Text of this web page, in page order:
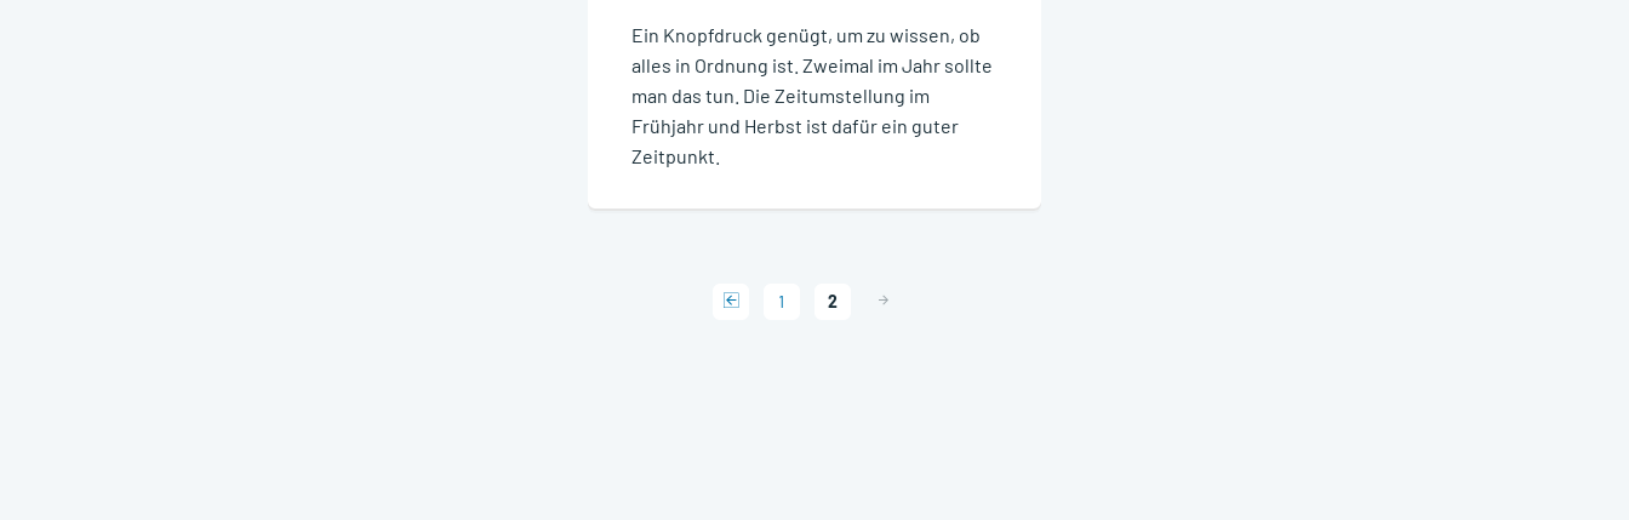
Ein Knopfdruck genügt, um zu wissen, ob
alles in Ordnung ist. Zweimal im Jahr sollte
man das tun. Die Zeitumstellung im
Frühjahr und Herbst ist dafür ein guter
Zeitpunkt.
Gehe zu vorheriger Seite (Seite 1)
1 2